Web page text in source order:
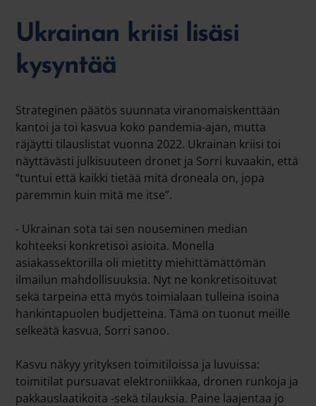
Ukrainan kriisi lisäsi
kysyntää
Strateginen päätös suunnata viranomaiskenttään
kantoi ja toi kasvua koko pandemia-ajan, mutta
räjäytti tilauslistat vuonna 2022. Ukrainan kriisi toi
näyttävästi julkisuuteen dronet ja Sorri kuvaakin, että
“tuntui että kaikki tietää mitä droneala on, jopa
paremmin kuin mitä me itse”.
- Ukrainan sota tai sen nouseminen median
kohteeksi konkretisoi asioita. Monella
asiakassektorilla oli mietitty miehittämättömän
ilmailun mahdollisuuksia. Nyt ne konkretisoituvat
sekä tarpeina että myös toimialaan tulleina isoina
hankintapuolen budjetteina. Tämä on tuonut meille
selkeätä kasvua, Sorri sanoo.
Kasvu näkyy yrityksen toimitiloissa ja luvuissa:
toimitilat pursuavat elektroniikkaa, dronen runkoja ja
pakkauslaatikoita -sekä tilauksia. Paine laajentaa jo